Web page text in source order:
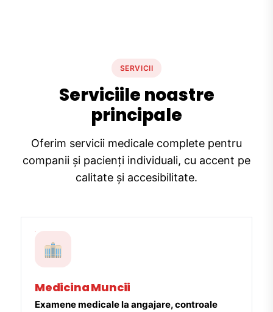
SERVICII
Serviciile noastre
principale
Oferim servicii medicale complete pentru
companii și pacienți individuali, cu accent pe
calitate și accesibilitate.
Medicina Muncii
Examene medicale la angajare, controale